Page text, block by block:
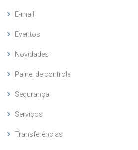
E-mail
Eventos
Novidades
Painel de controle
Segurança
Serviços
Transferências